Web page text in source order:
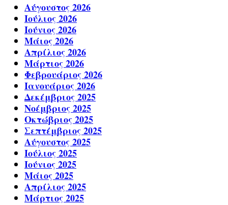
Αύγουστος 2026
Ιούλιος 2026
Ιούνιος 2026
Μάιος 2026
Απρίλιος 2026
Μάρτιος 2026
Φεβρουάριος 2026
Ιανουάριος 2026
Δεκέμβριος 2025
Νοέμβριος 2025
Οκτώβριος 2025
Σεπτέμβριος 2025
Αύγουστος 2025
Ιούλιος 2025
Ιούνιος 2025
Μάιος 2025
Απρίλιος 2025
Μάρτιος 2025